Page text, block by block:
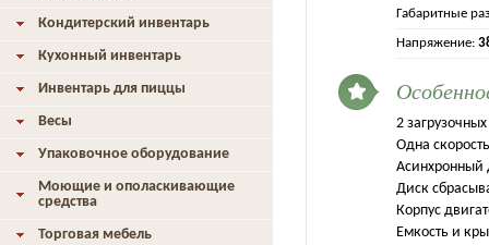
Габаритные
Напряжение:
2
Одна скорость
Асинхронный
Диск
Корпус
Емкость и
Кондитерский инвентарь
Кухонный инвентарь
Инвентарь для пиццы
Весы
Упаковочное оборудование
Моющие и ополаскивающие
средства
Торговая мебель